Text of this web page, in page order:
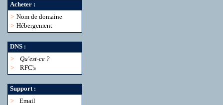
Acheter :
> Nom de domaine
> Hébergement
DNS :
>
Qu'est-ce ?
>
RFC's
Support :
>
Email